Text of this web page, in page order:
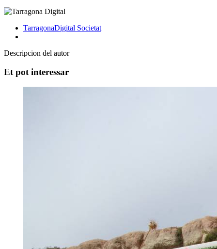
TarragonaDigital Societat
Descripcion del autor
Et pot interessar